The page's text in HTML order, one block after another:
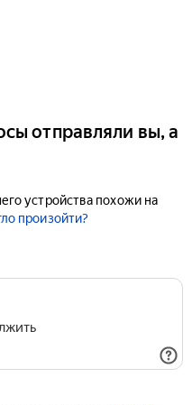
отправляли вы, а
устройства похожи на
произойти?